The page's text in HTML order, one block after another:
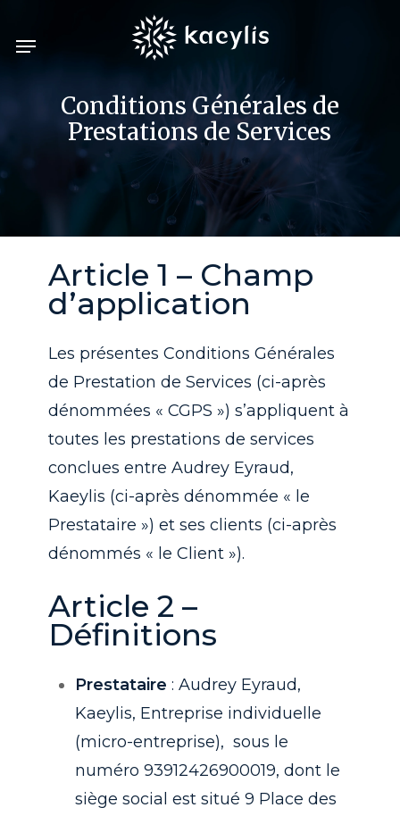
Menu
Conditions Générales de
Prestations de Services
Article 1 – Champ
d’application
Les présentes Conditions Générales
de Prestation de Services (ci-après
dénommées « CGPS ») s’appliquent à
toutes les prestations de services
conclues entre Audrey Eyraud,
Kaeylis (ci-après dénommée « le
Prestataire ») et ses clients (ci-après
dénommés « le Client »).
Article 2 –
Définitions
Prestataire : Audrey Eyraud,
Kaeylis, Entreprise individuelle
(micro-entreprise), sous le
numéro 93912426900019, dont le
siège social est situé 9 Place des